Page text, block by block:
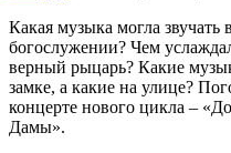
Какая музыка могла звучать
богослужении? Чем
верный рыцарь? Какие
замке, а какие на улице?
концерте нового цикла –
Дамы».